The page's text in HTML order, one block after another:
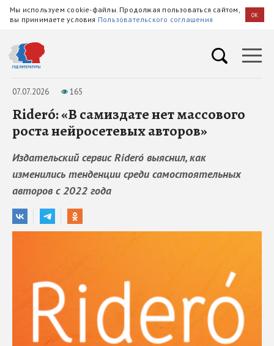
Мы используем cookie-файлы. Продолжая пользоваться сайтом,
вы принимаете условия Пользовательского соглашения OK
07.07.2026 165
Rideró: «В самиздате нет массового
роста нейросетевых авторов»
Издательский сервис Rideró выяснил, как
изменились тенденции среди самостоятельных
авторов с 2022 года